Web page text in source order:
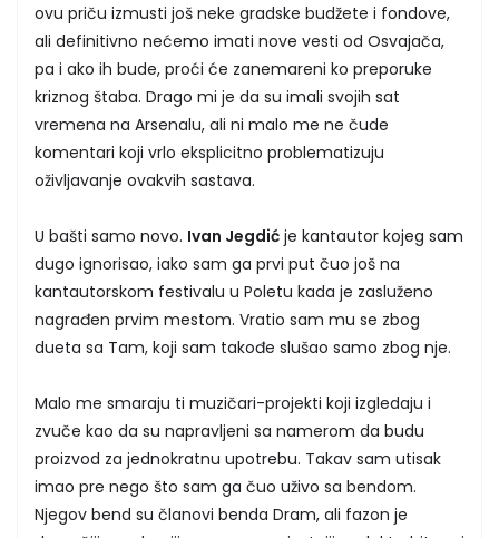
ovu priču izmusti još neke gradske budžete i fondove,
ali definitivno nećemo imati nove vesti od Osvajača,
pa i ako ih bude, proći će zanemareni ko preporuke
kriznog štaba. Drago mi je da su imali svojih sat
vremena na Arsenalu, ali ni malo me ne čude
komentari koji vrlo eksplicitno problematizuju
oživljavanje ovakvih sastava.
U bašti samo novo. Ivan Jegdić je kantautor kojeg sam
dugo ignorisao, iako sam ga prvi put čuo još na
kantautorskom festivalu u Poletu kada je zasluženo
nagrađen prvim mestom. Vratio sam mu se zbog
dueta sa Tam, koji sam takođe slušao samo zbog nje.
Malo me smaraju ti muzičari-projekti koji izgledaju i
zvuče kao da su napravljeni sa namerom da budu
proizvod za jednokratnu upotrebu. Takav sam utisak
imao pre nego što sam ga čuo uživo sa bendom.
Njegov bend su članovi benda Dram, ali fazon je